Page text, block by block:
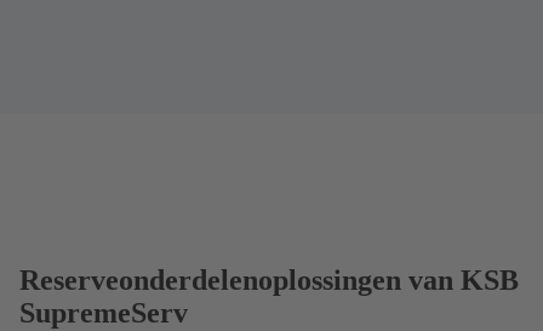
Reserveonderdelenoplossingen van KSB
SupremeServ